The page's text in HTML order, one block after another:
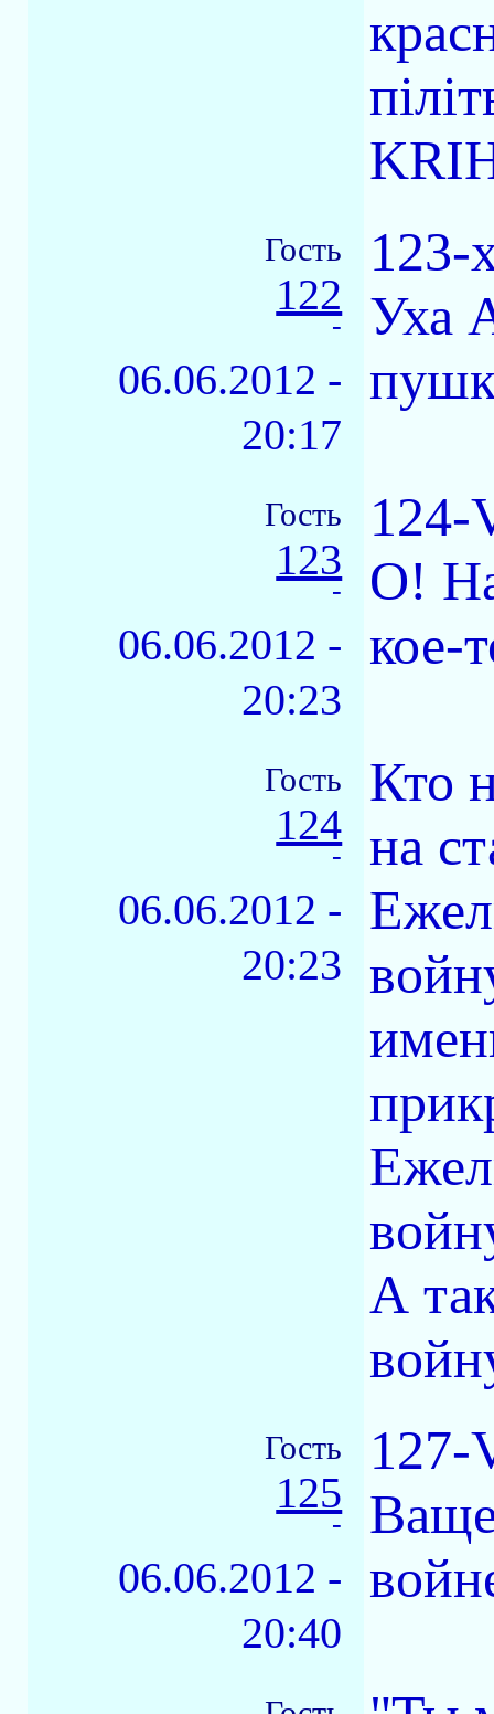
Гость
122
-
06.06.2012 -
20:17
123-
Уха
Гость
123
-
06.06.2012 -
20:23
124-
О!
кое-
Гость
124
-
06.06.2012 -
20:23
Кто
на
А
Гость
125
-
06.06.2012 -
20:40
127-